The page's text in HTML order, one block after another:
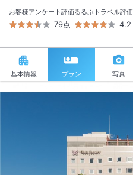
お客様アンケート評価
79点
るるぶトラベル評価
4.2
基本情報 プラン 写真